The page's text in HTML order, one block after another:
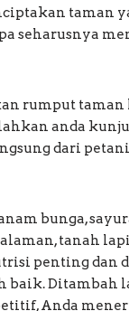
taman
seharusnya
rumput taman
anda
dari
bunga,
tanah
penting dan
baik. Ditambah
Anda